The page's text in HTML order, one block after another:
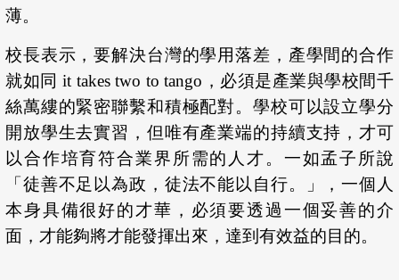
薄。
校長表示，要解決台灣的學用落差，產學間的合作
就如同 it takes two to tango，必須是產業與學校間千
絲萬縷的緊密聯繫和積極配對。學校可以設立學分
開放學生去實習，但唯有產業端的持續支持，才可
以合作培育符合業界所需的人才。一如孟子所說
「徒善不足以為政，徒法不能以自行。」，一個人
本身具備很好的才華，必須要透過一個妥善的介
面，才能夠將才能發揮出來，達到有效益的目的。